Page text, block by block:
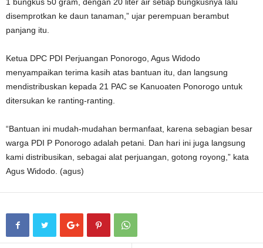
disemprotkan ke daun tanaman,” ujar perempuan berambut
panjang itu.
Ketua DPC PDI Perjuangan Ponorogo, Agus Widodo
menyampaikan terima kasih atas bantuan itu, dan langsung
mendistribuskan kepada 21 PAC se Kanuoaten Ponorogo untuk
ditersukan ke ranting-ranting.
“Bantuan ini mudah-mudahan bermanfaat, karena sebagian besar
warga PDI P Ponorogo adalah petani. Dan hari ini juga langsung
kami distribusikan, sebagai alat perjuangan, gotong royong,” kata
Agus Widodo. (agus)